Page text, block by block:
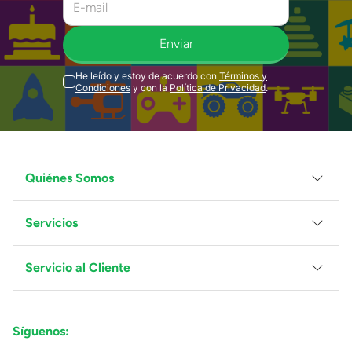
Enviar
He leído y estoy de acuerdo con Términos y
Condiciones y con la Política de Privacidad.
Quiénes Somos
Grupo Juguetron
Localiza tu tienda
Blog
Servicios
Facturación
Proveedores
Servicio al Cliente
Preguntas Frecuentes
Síguenos: